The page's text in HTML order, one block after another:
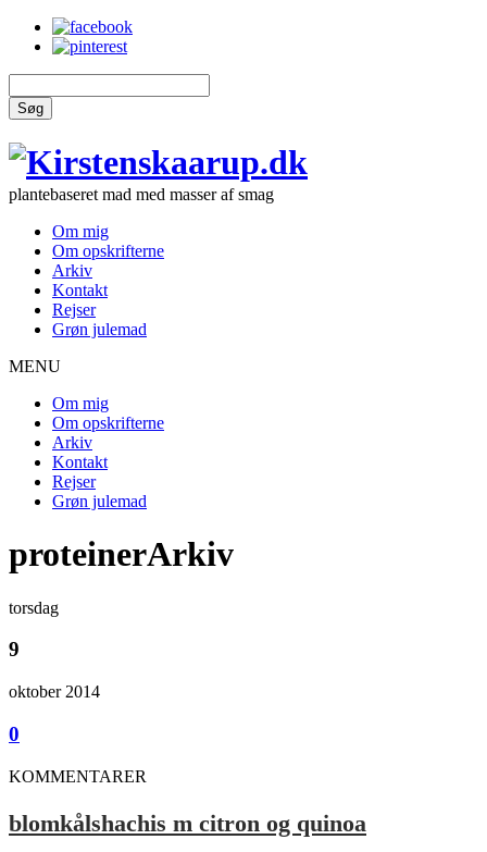
Søg
plantebaseret mad med masser af smag
Om mig
Om opskrifterne
Arkiv
Kontakt
Rejser
Grøn julemad
MENU
Om mig
Om opskrifterne
Arkiv
Kontakt
Rejser
Grøn julemad
proteinerArkiv
torsdag
9
oktober 2014
0
KOMMENTARER
blomkålshachis m citron og quinoa